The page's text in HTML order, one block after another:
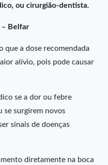
ou cirurgião-dentista.
– Belfar
que a dose recomendada
alívio, pois pode causar
se a dor ou febre
se surgirem novos
sinais de doenças
diretamente na boca